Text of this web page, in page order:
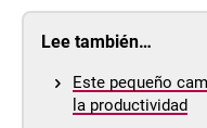
Lee también…
Este pequeño
la productividad